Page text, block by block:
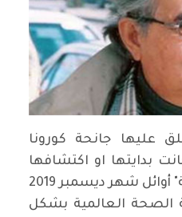
ـ 19 ويطلق عليها جانحة كورونا
بدايتها او اكتشافها
في مدينة "ووهان الصينية" أوائل شهر ديسمبر 2019
الصحة العالمية بشكل